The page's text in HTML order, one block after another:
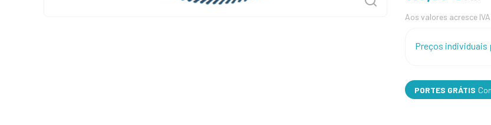
Aos valores acresce
Preços individuais
PORTES GRÁTIS